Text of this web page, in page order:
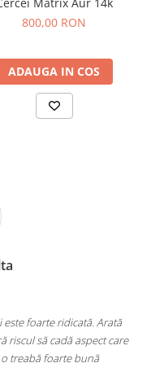
800,00 RON
ADAUGA IN COS
superbi cerceii!!!